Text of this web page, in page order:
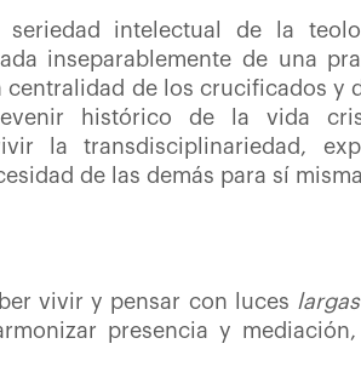
intelectual de la
inseparablemente de una
centralidad de los crucificados y
histórico de la vida
la transdisciplinariedad,
de las demás para sí
vivir y pensar con luces largas
presencia y